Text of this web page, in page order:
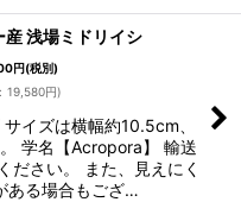
浅場ミドリイシ
円(税別)
: 19,580円)
イズは横幅約10.5cm、
学名【Acropora】 輸送
ださい。 また、見えにく
ある場合もござ…